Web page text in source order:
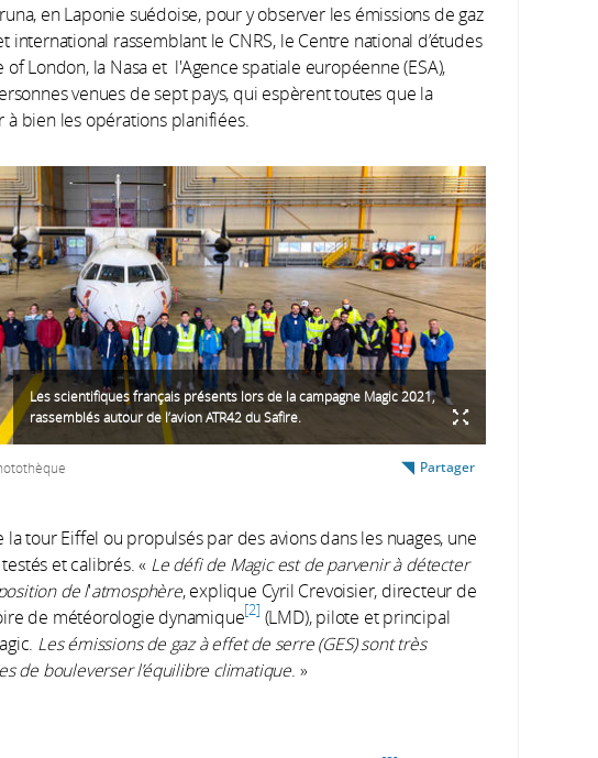
en Laponie suédoise, pour y observer les émissions de gaz
international rassemblant le CNRS, le Centre national d’études
of London, la Nasa et l'Agence spatiale européenne (ESA),
venues de sept pays, qui espèrent toutes que la
bien les opérations planifiées.
Les scientifiques français présents lors de la campagne Magic 2021,
rassemblés autour de l’avion ATR42 du Safire.
Partager
tour Eiffel ou propulsés par des avions dans les nuages, une
et calibrés. « Le défi de Magic est de parvenir à détecter
de l'atmosphère, explique Cyril Crevoisier, directeur de
de météorologie dynamique 2 (LMD), pilote et principal
Les émissions de gaz à effet de serre (GES) sont très
de bouleverser l’équilibre climatique . »